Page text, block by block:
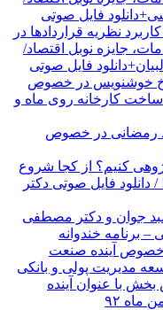
فایل صوتی
نظریه قراردادها در
جایزه نوبل اقتصاد/
فایل صوتی
خوشنویس در خصوص
کارخانه روی ماه و
رمضانی در خصوص
کنیم؟ از کجا شروع
دانلود فایل صوتی دکتر
جوان و دکتر مصطفی
برنامه خندوانه
خصوص آینده صنعت
مدیریت پولی و بانکی
با عنوان آینده